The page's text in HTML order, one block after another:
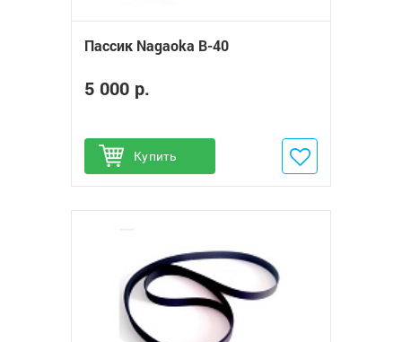
Пассик Nagaoka B-40
5 000 р.
Купить
Добавить в избранное